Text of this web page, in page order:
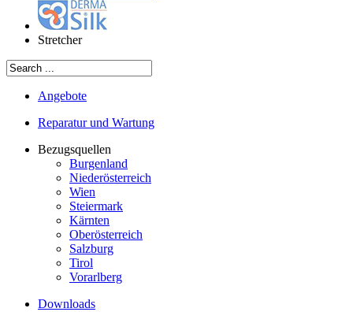
Stretcher
Angebote
Reparatur und Wartung
Bezugsquellen
Burgenland
Niederösterreich
Wien
Steiermark
Kärnten
Oberösterreich
Salzburg
Tirol
Vorarlberg
Downloads